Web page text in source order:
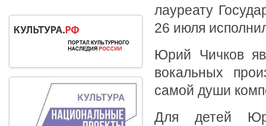
лауреату
26 июля
Юрий Чичков
вокальных
самой души
Для детей